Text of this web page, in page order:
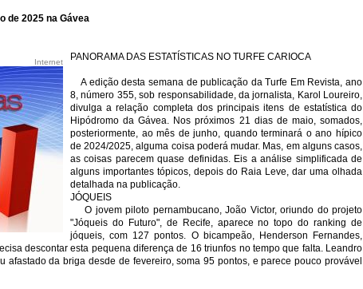
de 2025 na Gávea
Internet PANORAMA DAS ESTATÍSTICAS NO TURFE CARIOCA
A edição desta semana de publicação da Turfe Em Revista, ano
8, número 355, sob responsabilidade, da jornalista, Karol Loureiro,
divulga a relação completa dos principais itens de estatística do
Hipódromo da Gávea. Nos próximos 21 dias de maio, somados,
posteriormente, ao mês de junho, quando terminará o ano hípico
de 2024/2025, alguma coisa poderá mudar. Mas, em alguns casos,
as coisas parecem quase definidas. Eis a análise simplificada de
alguns importantes tópicos, depois do Raia Leve, dar uma olhada
detalhada na publicação.
JÓQUEIS
O jovem piloto pernambucano, João Victor, oriundo do projeto
"Jóqueis do Futuro", de Recife, aparece no topo do ranking de
jóqueis, com 127 pontos. O bicampeão, Henderson Fernandes,
descontar esta pequena diferença de 16 triunfos no tempo que falta. Leandro
afastado da briga desde de fevereiro, soma 95 pontos, e parece pouco provável